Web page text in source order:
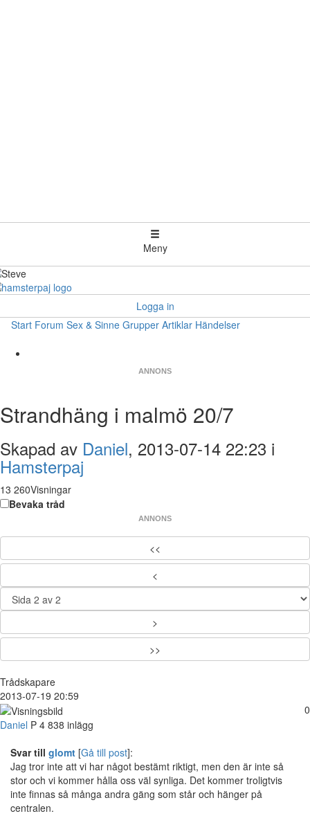
Meny
Logga in
Start Forum Sex & Sinne Grupper Artiklar Händelser
ANNONS
Strandhäng i malmö 20/7
Skapad av Daniel, 2013-07-14 22:23 i
Hamsterpaj
13 260Visningar
Bevaka tråd
ANNONS
<<
<
>
>>
Trådskapare
2013-07-19 20:59
0
Daniel P 4 838 inlägg
Svar till glomt [Gå till post]:
Jag tror inte att vi har något bestämt riktigt, men den är inte så
stor och vi kommer hålla oss väl synliga. Det kommer troligtvis
inte finnas så många andra gäng som står och hänger på
centralen.